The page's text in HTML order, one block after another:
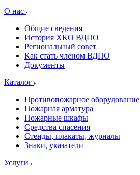
О нас
Общие сведения
История ХКО ВДПО
Региональный совет
Как стать членом ВДПО
Документы
Каталог
Противопожарное оборудование
Пожарная арматура
Пожарные шкафы
Средства спасения
Стенды, плакаты, журналы
Знаки, указатели
Услуги